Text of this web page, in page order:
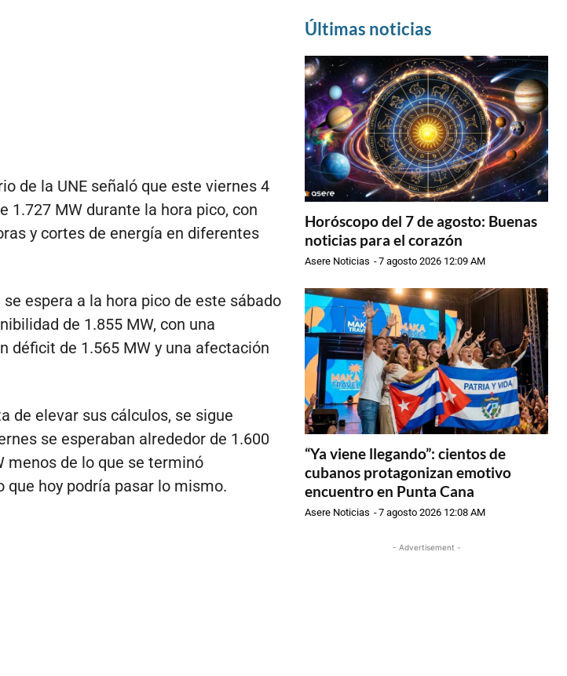
de la UNE señaló que este viernes 4
1.727 MW durante la hora pico, con
y cortes de energía en diferentes
espera a la hora pico de este sábado
de 1.855 MW, con una
déficit de 1.565 MW y una afectación
de elevar sus cálculos, se sigue
se esperaban alrededor de 1.600
menos de lo que se terminó
que hoy podría pasar lo mismo.
Últimas noticias
Horóscopo del 7 de agosto: Buenas
noticias para el corazón
Asere Noticias -7 agosto 2026 12:09 AM
“Ya viene llegando”: cientos de
cubanos protagonizan emotivo
encuentro en Punta Cana
Asere Noticias -7 agosto 2026 12:08 AM
- Advertisement -